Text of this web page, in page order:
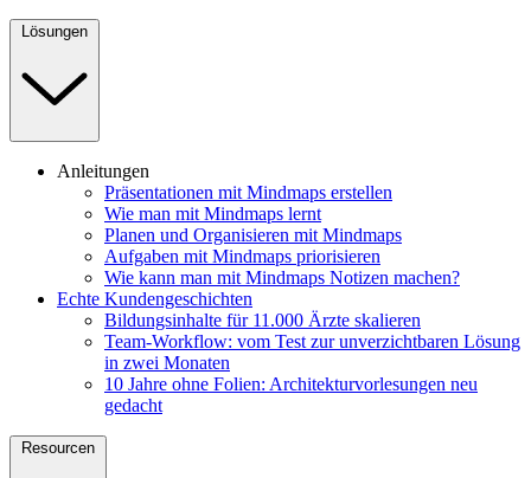
Lösungen
Anleitungen
Präsentationen mit Mindmaps erstellen
Wie man mit Mindmaps lernt
Planen und Organisieren mit Mindmaps
Aufgaben mit Mindmaps priorisieren
Wie kann man mit Mindmaps Notizen machen?
Echte Kundengeschichten
Bildungsinhalte für 11.000 Ärzte skalieren
Team-Workflow: vom Test zur unverzichtbaren Lösung
in zwei Monaten
10 Jahre ohne Folien: Architekturvorlesungen neu
gedacht
Resourcen